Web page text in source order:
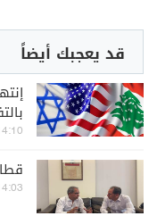
قد يعجبك أيضاً
| 2026-08-06
| 2026-08-06